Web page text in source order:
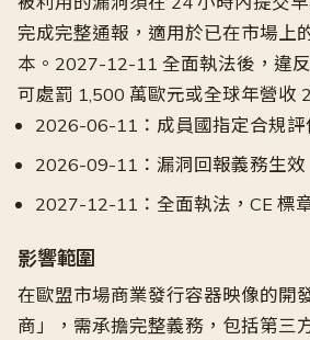
完成完整通報，適用於已在市場上
本。2027-12-11 全面執法後，違
可處罰 1,500 萬歐元或全球年營收
2026-06-11：成員國指定合規評
2026-09-11：漏洞回報義務生效
2027-12-11：全面執法，CE 標
影響範圍
在歐盟市場商業發行容器映像的開
商」，需承擔完整義務，包括第三